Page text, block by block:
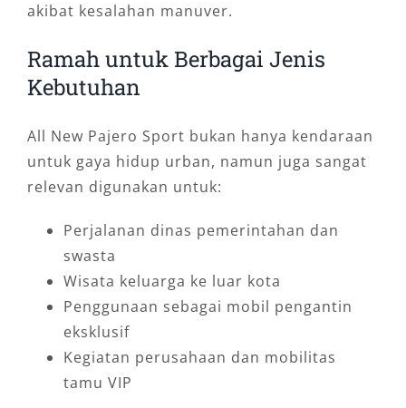
akibat kesalahan manuver.
Ramah untuk Berbagai Jenis
Kebutuhan
All New Pajero Sport bukan hanya kendaraan
untuk gaya hidup urban, namun juga sangat
relevan digunakan untuk:
Perjalanan dinas pemerintahan dan
swasta
Wisata keluarga ke luar kota
Penggunaan sebagai mobil pengantin
eksklusif
Kegiatan perusahaan dan mobilitas
tamu VIP